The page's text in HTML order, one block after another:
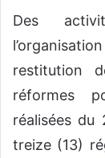
Des
restitution
réformes
réalisées
treize (13)